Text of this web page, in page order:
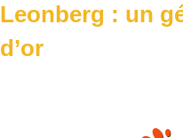
Leonberg : un
d’or